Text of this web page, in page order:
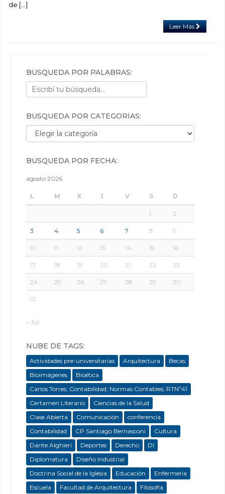
de […]
Leer Más
BÚSQUEDA POR PALABRAS:
BÚSQUEDA POR CATEGORÍAS:
Búsqueda por categorías:
BÚSQUEDA POR FECHA:
agosto 2026
L M X J V S D
1 2
3 4 5 6 7 8 9
10 11 12 13 14 15 16
17 18 19 20 21 22 23
24 25 26 27 28 29 30
31
« Jul
NUBE DE TAGS:
Actividades pre-universitarias Arquitectura
Becas
Bioimágenes
Bioética
Carlos Torres; Contabilidad; Normas Contables; RTNº41
Certamen Literario
Ciencias de la Salud
Clase Abierta
Comunicación
conferencia
Contabilidad
CP Santiago Bernasconi
Cultura
Dante Alghieri
Deportes Derecho
DI
Diplomatura
Diseño Industrial
Doctrina Social de la Iglesia
Educación
Enfermeria
Escuela
Facultad de Arquitectura
Filosofía